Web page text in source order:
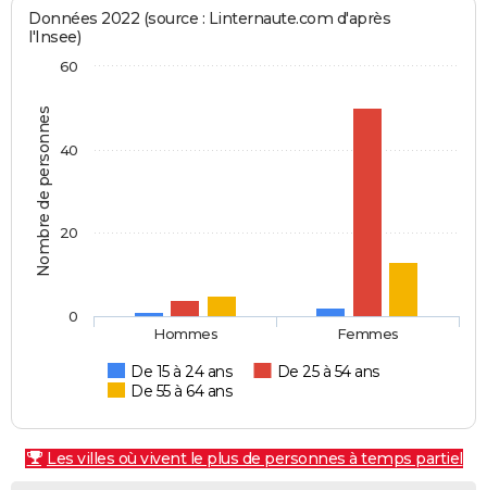
Nombre de personnes
Données 2022 (source : Linternaute.com d'après
l'Insee)
De 15 à 24 ans
De 25 à 54 ans
De 55 à 64 ans
Hommes Femmes
0
20
40
60
Les villes où vivent le plus de personnes à temps partiel